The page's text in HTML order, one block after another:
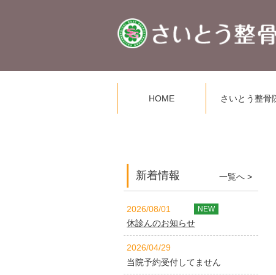
HOME さいとう整骨
新着情報 一覧へ >
2026/08/01 NEW
休診んのお知らせ
2026/04/29
当院予約受付してません